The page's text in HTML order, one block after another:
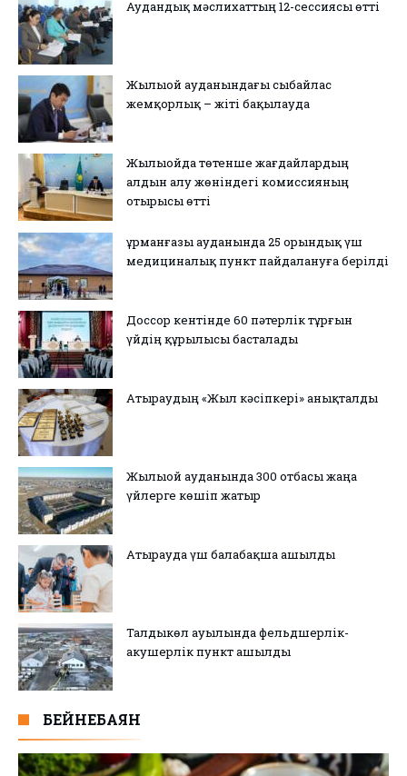
Аудандық мәслихаттың 12-сессиясы өтті
Жылыой ауданындағы сыбайлас
жемқорлық – жіті бақылауда
Жылыойда төтенше жағдайлардың
алдын алу жөніндегі комиссияның
отырысы өтті
Құрманғазы ауданында 25 орындық үш
медициналық пункт пайдалануға берілді
Доссор кентінде 60 пәтерлік тұрғын
үйдің құрылысы басталады
Атыраудың «Жыл кәсіпкері» анықталды
Жылыой ауданында 300 отбасы жаңа
үйлерге көшіп жатыр
Атырауда үш балабақша ашылды
Талдыкөл ауылында фельдшерлік-
акушерлік пункт ашылды
БЕЙНЕБАЯН